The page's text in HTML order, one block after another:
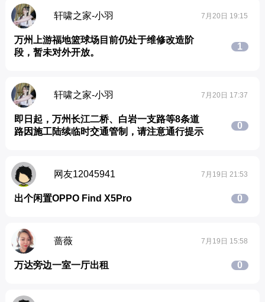
轩啸之家-小羽 7月20日 19:15
万州上游福地篮球场目前仍处于维修改造阶
段，暂未对外开放。
1
轩啸之家-小羽 7月20日 17:37
即日起，万州长江二桥、白岩一支路等8条道
路因施工陆续临时交通管制，请注意通行提示
0
网友12045941 7月19日 21:53
出个闲置OPPO Find X5Pro 0
蔷薇 7月19日 15:58
万达旁边一室一厅出租 0